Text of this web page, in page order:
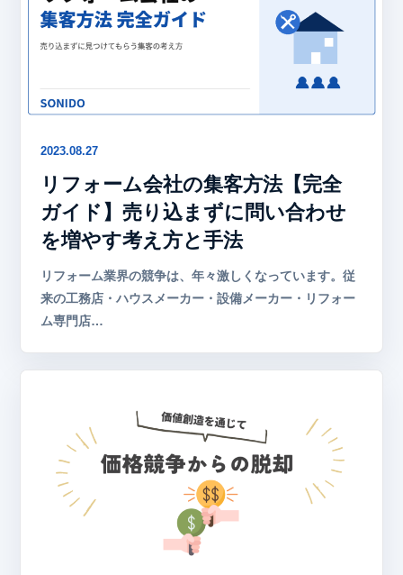
2023.08.27
リフォーム会社の集客方法【完全
ガイド】売り込まずに問い合わせ
を増やす考え方と手法
リフォーム業界の競争は、年々激しくなっています。従
来の工務店・ハウスメーカー・設備メーカー・リフォー
ム専門店…